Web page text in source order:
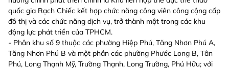
quốc gia Rạch Chiếc kết hợp chức năng công viên công cộng cấp
đô thị và các chức năng dịch vụ, trở thành một trong các khu
động lực phát triển của TPHCM.
- Phân khu số 9 thuộc các phường Hiệp Phú, Tăng Nhơn Phú A,
Tăng Nhơn Phú B và một phần các phường Phước Long B, Tân
Phú, Long Thạnh Mỹ, Trường Thạnh, Long Trường, Phú Hữu; với